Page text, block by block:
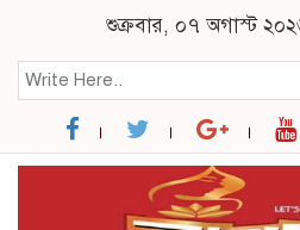
শুক্রবার, ০৭ অগাস্ট